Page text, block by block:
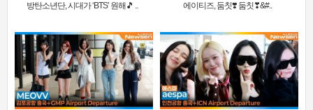
방탄소년단, 시대가 ‘BTS’ 원해🎵 .. 에이티즈, 둠칫❣️ 둠칫❣&#..